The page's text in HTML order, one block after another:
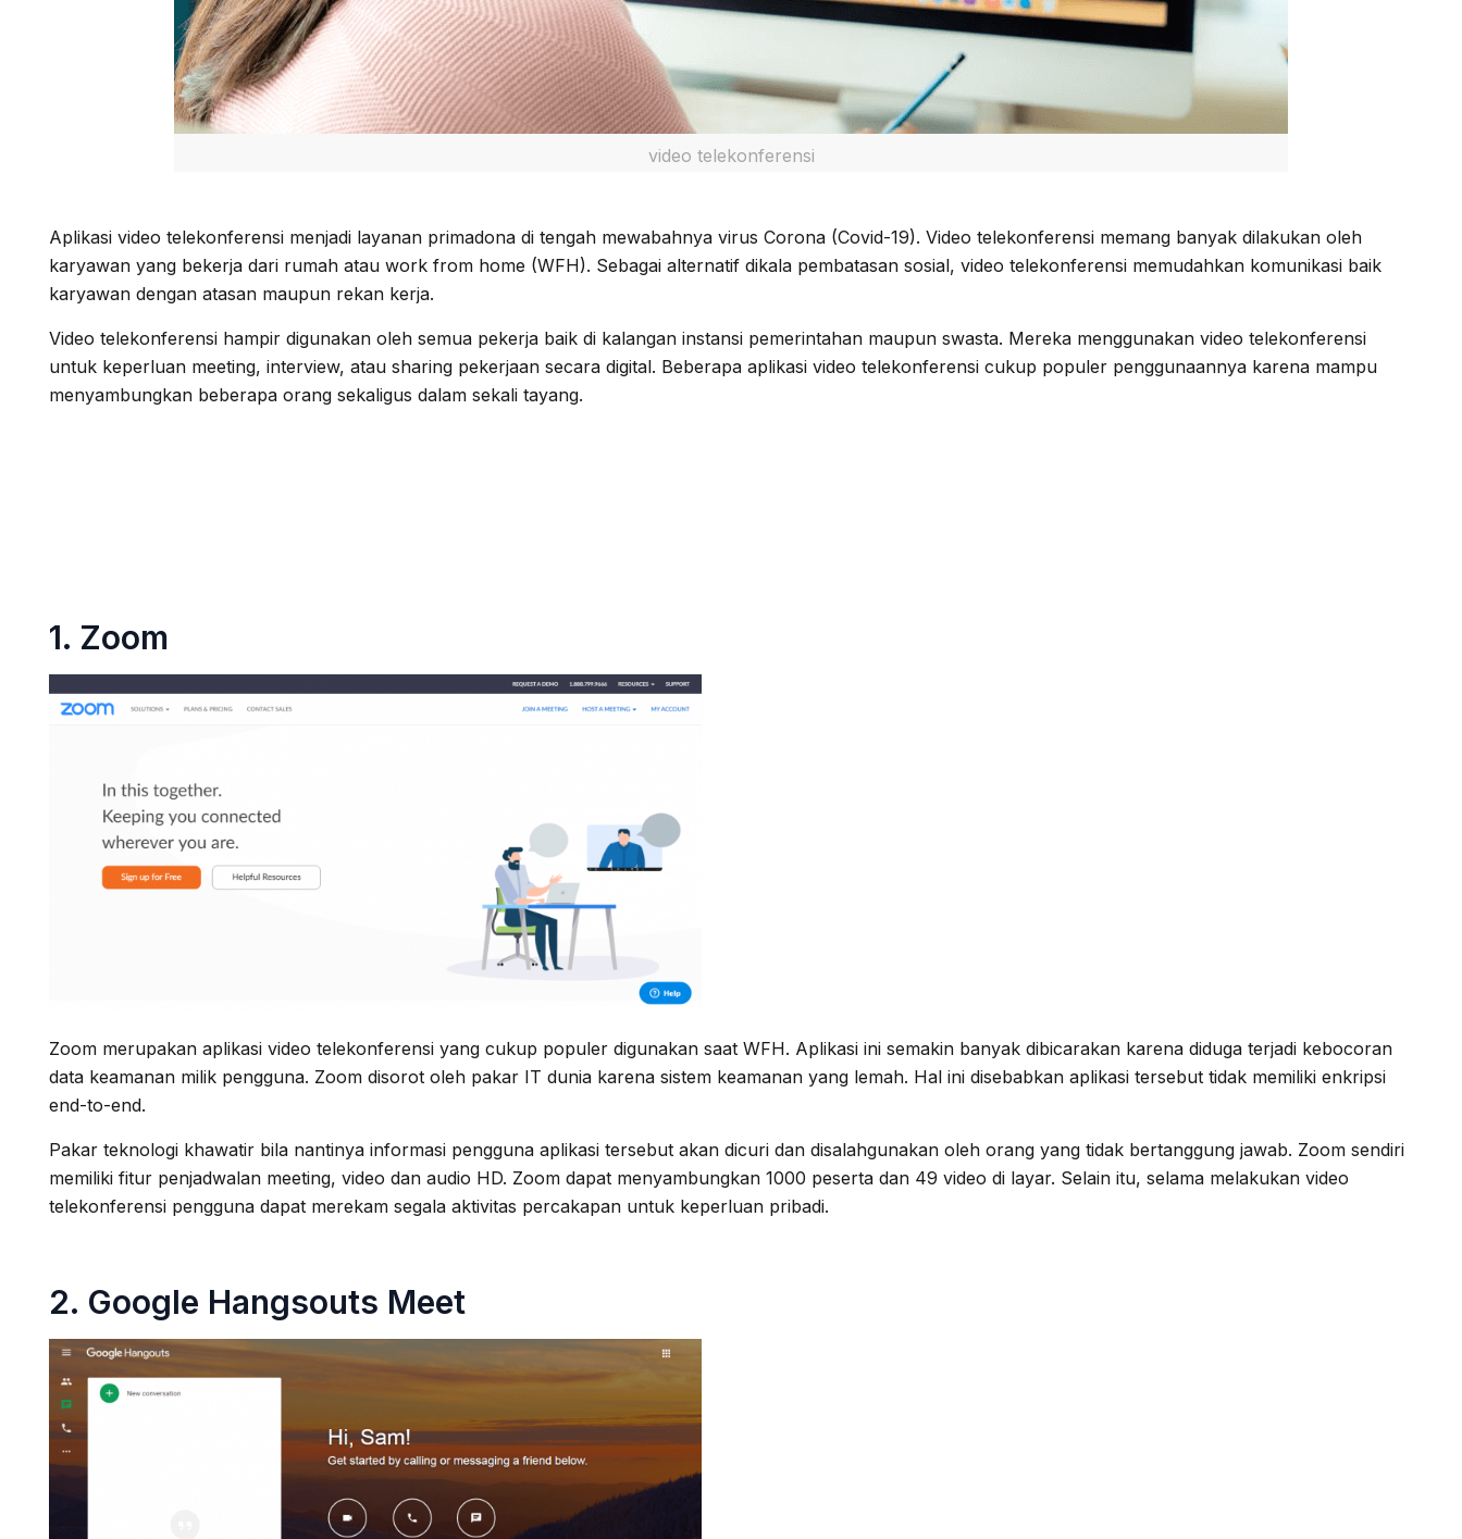
video telekonferensi
Aplikasi video telekonferensi menjadi layanan primadona di tengah mewabahnya virus Corona (Covid-19). Video telekonferensi memang banyak dilakukan oleh
karyawan yang bekerja dari rumah atau work from home (WFH). Sebagai alternatif dikala pembatasan sosial, video telekonferensi memudahkan komunikasi baik
karyawan dengan atasan maupun rekan kerja.
Video telekonferensi hampir digunakan oleh semua pekerja baik di kalangan instansi pemerintahan maupun swasta. Mereka menggunakan video telekonferensi
untuk keperluan meeting, interview, atau sharing pekerjaan secara digital. Beberapa aplikasi video telekonferensi cukup populer penggunaannya karena mampu
menyambungkan beberapa orang sekaligus dalam sekali tayang.
1. Zoom
Zoom merupakan aplikasi video telekonferensi yang cukup populer digunakan saat WFH. Aplikasi ini semakin banyak dibicarakan karena diduga terjadi kebocoran
data keamanan milik pengguna. Zoom disorot oleh pakar IT dunia karena sistem keamanan yang lemah. Hal ini disebabkan aplikasi tersebut tidak memiliki enkripsi
end-to-end.
Pakar teknologi khawatir bila nantinya informasi pengguna aplikasi tersebut akan dicuri dan disalahgunakan oleh orang yang tidak bertanggung jawab. Zoom sendiri
memiliki fitur penjadwalan meeting, video dan audio HD. Zoom dapat menyambungkan 1000 peserta dan 49 video di layar. Selain itu, selama melakukan video
telekonferensi pengguna dapat merekam segala aktivitas percakapan untuk keperluan pribadi.
2. Google Hangsouts Meet